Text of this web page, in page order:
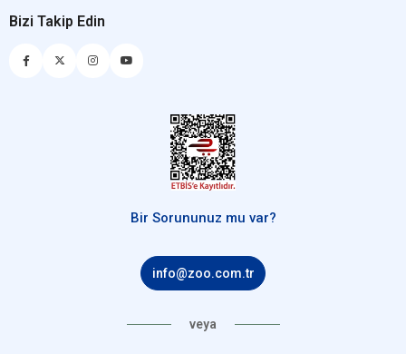
Bizi Takip Edin
Bir Sorununuz mu var?
info@zoo.com.tr
veya